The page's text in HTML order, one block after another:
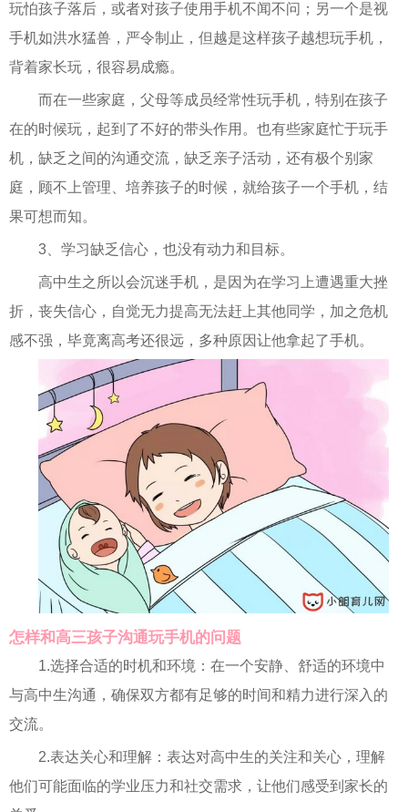
玩怕孩子落后，或者对孩子使用手机不闻不问；另一个是视
手机如洪水猛兽，严令制止，但越是这样孩子越想玩手机，
背着家长玩，很容易成瘾。
而在一些家庭，父母等成员经常性玩手机，特别在孩子
在的时候玩，起到了不好的带头作用。也有些家庭忙于玩手
机，缺乏之间的沟通交流，缺乏亲子活动，还有极个别家
庭，顾不上管理、培养孩子的时候，就给孩子一个手机，结
果可想而知。
3、学习缺乏信心，也没有动力和目标。
高中生之所以会沉迷手机，是因为在学习上遭遇重大挫
折，丧失信心，自觉无力提高无法赶上其他同学，加之危机
感不强，毕竟离高考还很远，多种原因让他拿起了手机。
怎样和高三孩子沟通玩手机的问题
1.选择合适的时机和环境：在一个安静、舒适的环境中
与高中生沟通，确保双方都有足够的时间和精力进行深入的
交流。
2.表达关心和理解：表达对高中生的关注和关心，理解
他们可能面临的学业压力和社交需求，让他们感受到家长的